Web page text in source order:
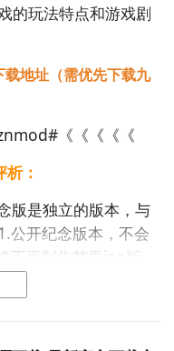
游爱好者。
乐射击游戏，融合了
需根据节拍进行移
赛与合作
的玩法特点和游戏剧
地址（需优先下载九
《《《《《
：
版是独立的版本，与
公开纪念版本，不会
不再制作苹果ipa版
列表前各600首歌
首)。4.较3周年纪念